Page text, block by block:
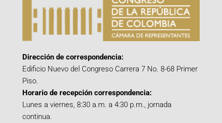
Dirección de correspondencia:
Edificio Nuevo del Congreso Carrera 7 No. 8-68 Primer
Piso.
Horario de recepción correspondencia:
Lunes a viernes, 8:30 a.m. a 4:30 p.m., jornada
continua.